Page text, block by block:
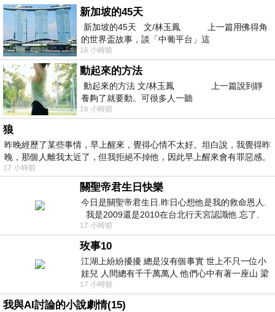
新加坡的45天
新加坡的45天 文/林玉鳳 上一篇用佛得角
的世界盃故事，談「中葡平台」這
16 小時前
動起來的方法
動起來的方法 文/林玉鳳 上一篇說到靜
養夠了就要動。可很多人一聽
16 小時前
狼
昨晚經歷了某些事情，早上醒來，覺得心情不太好。坦白說，我覺得昨
晚，那個人離我太近了，但我拒絕不掉他，因此早上醒來會有罪惡感。
17 小時前
關聖帝君生日快樂
今日是關聖帝君生日.昨日心想他是我的救命恩人.
我是2009還是2010在台北行天宮認識他.忘了.
一個奇摩交友的網友學
17 小時前
玫事10
江湖上紛紛擾擾 總是沒有個事實 世上不只一位小
娃兒 人間總有千千萬萬人 他們心中有著一座山 梁
山佛山泰華衡恆嵩 一山之高
17 小時前
我與AI討論的小說劇情(15)